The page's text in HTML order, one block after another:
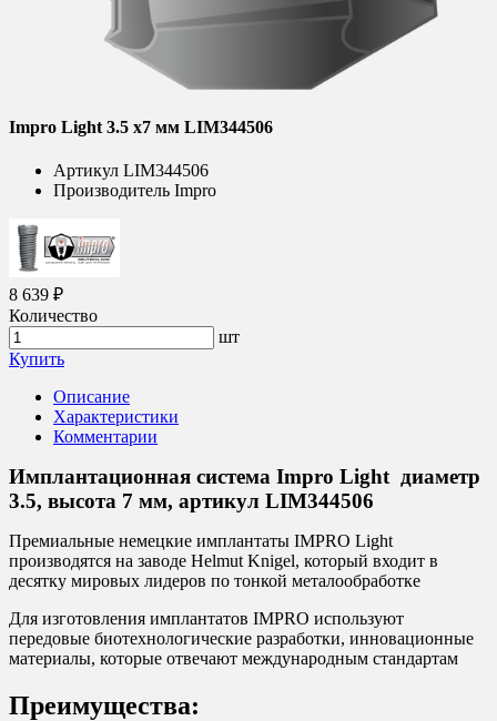
Impro Light 3.5 х7 мм LIM344506
Артикул LIM344506
Производитель Impro
8 639 ₽
Количество
шт
Купить
Описание
Характеристики
Комментарии
Имплантационная система Impro Light диаметр
3.5, высота 7 мм, артикул LIM344506
Премиальные немецкие имплантаты IMPRO Light
производятся на заводе Helmut Knigel, который входит в
десятку мировых лидеров по тонкой металообработке
Для изготовления имплантатов IMPRO используют
передовые биотехнологические разработки, инновационные
материалы, которые отвечают международным стандартам
Преимущества: